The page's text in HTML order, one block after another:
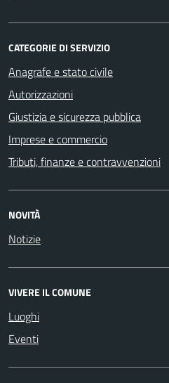
CATEGORIE DI SERVIZIO
Anagrafe e stato civile
Autorizzazioni
Giustizia e sicurezza pubblica
Imprese e commercio
Tributi, finanze e contravvenzioni
NOVITÀ
Notizie
VIVERE IL COMUNE
Luoghi
Eventi